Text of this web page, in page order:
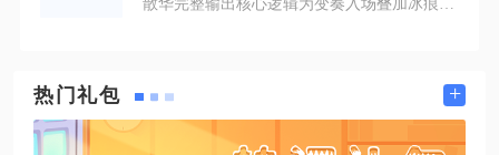
热门礼包 +